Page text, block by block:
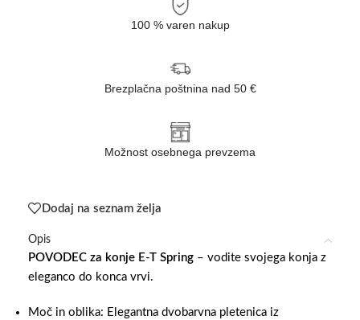
100 % varen nakup
Brezplačna poštnina nad 50 €
Možnost osebnega prevzema
Dodaj na seznam želja
Opis
POVODEC za konje E-T Spring – vodite svojega konja z
eleganco do konca vrvi.
Moč in oblika: Elegantna dvobarvna pletenica iz